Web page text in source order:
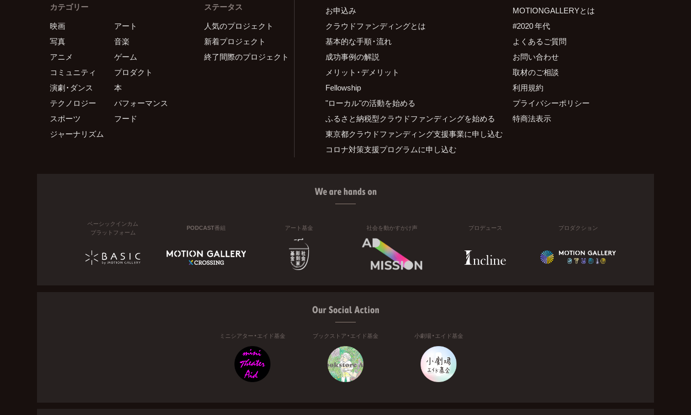
カテゴリー
映画
アート
写真
音楽
アニメ
ゲーム
コミュニティ
プロダクト
演劇・ダンス
本
テクノロジー
パフォーマンス
スポーツ
フード
ジャーナリズム
ステータス
人気のプロジェクト
新着プロジェクト
終了間際のプロジェクト
お申込み
クラウドファンディングとは
基本的な手順・流れ
成功事例の解説
メリット・デメリット
Fellowship
"ローカル"の活動を始める
ふるさと納税型クラウドファンディングを始める
東京都クラウドファンディング支援事業に申し込む
コロナ対策支援プログラムに申し込む
MOTIONGALLERYとは
#2020 年代
よくあるご質問
お問い合わせ
取材のご相談
利用規約
プライバシーポリシー
特商法表示
We are hands on
ベーシックインカム
プラットフォーム
PODCAST番組 アート基金 社会を動かすかけ声 プロデュース プロダクション
Our Social Action
ミニシアター・エイド基金 ブックストア・エイド基金 小劇場・エイド基金